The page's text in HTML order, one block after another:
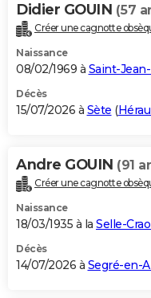
Carte de Noël
Carte Bonne année
Carte Saint-Valentin
Carte Pâques
Carte d'anniversaire
DICTIONNAIRE
Dictionnaire
Biographies
Citations
Expressions
Proverbes
PROGRAMME TV
S'inscrire
Se connecter
Lycées
Collèges
Primaires
Universités
Entreprises
Service militaire
Avis de recherche
AVIS DE DÉCÈS
Bricolage
Lifestyle
Culture
Sport
Auto
Television
Voyage
Cinema
Didier GOUIN (57
Créer une cagnotte
Naissance
08/02/1969 à Saint-
Décès
15/07/2026 à Sète (
Andre GOUIN (91
Créer une cagnotte
Naissance
18/03/1935 à la Selle-
Décès
14/07/2026 à Segré-en-